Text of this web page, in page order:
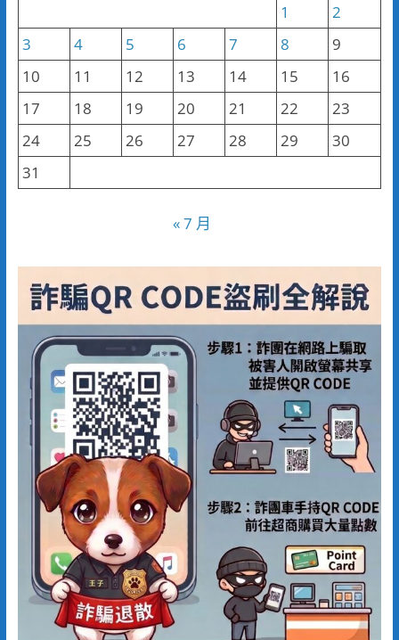
1
2
3
4 5 6 7 8
9
10
11 12 13 14 15
16
17
18 19 20 21 22
23
24
25 26 27 28 29
30
31
« 7 月